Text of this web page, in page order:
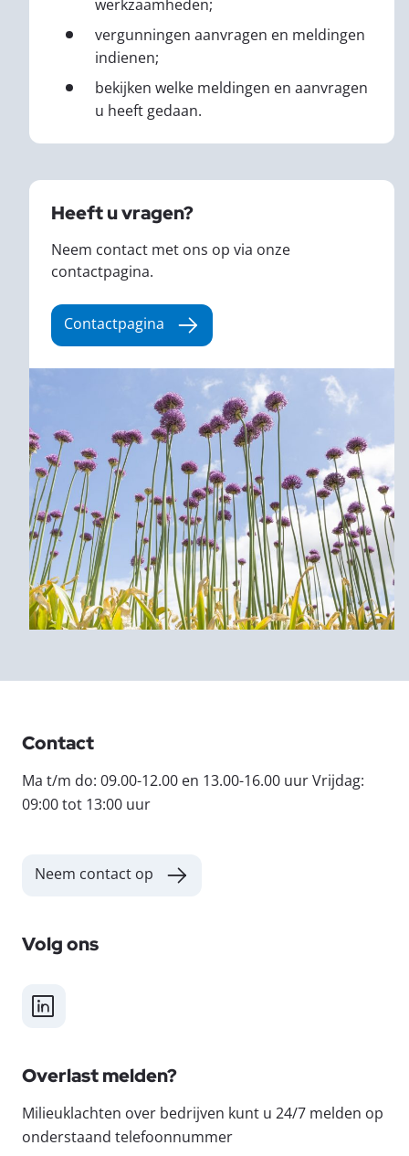
werkzaamheden;
vergunningen aanvragen en meldingen
indienen;
bekijken welke meldingen en aanvragen
u heeft gedaan.
Heeft u vragen?
Neem contact met ons op via onze
contactpagina.
Contactpagina
Contact
Ma t/m do: 09.00-12.00 en 13.00-16.00 uur Vrijdag:
09:00 tot 13:00 uur
Neem contact op
Volg ons
LinkedIn
Overlast melden?
Milieuklachten over bedrijven kunt u 24/7 melden op
onderstaand telefoonnummer